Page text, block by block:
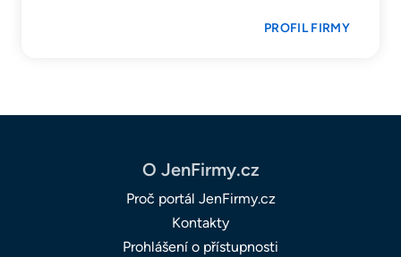
PROFIL FIRMY
O JenFirmy.cz
Proč portál JenFirmy.cz
Kontakty
Prohlášení o přístupnosti